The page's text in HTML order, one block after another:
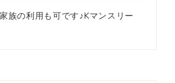
族の利用も可です♪Kマンスリー